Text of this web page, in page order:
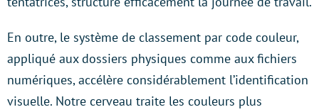
En outre, le système de classement par code couleur,
appliqué aux dossiers physiques comme aux fichiers
numériques, accélère considérablement l’identification
visuelle. Notre cerveau traite les couleurs plus